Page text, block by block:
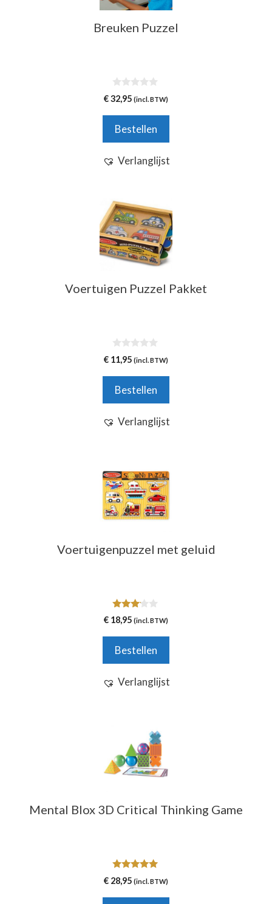
Breuken Puzzel
0
v
5
€32,95 (incl. BTW)
Bestellen
Verlanglijst
Voertuigen Puzzel Pakket
0
v
5
€ 11,95 (incl. BTW)
Bestellen
Verlanglijst
Voertuigenpuzzel met geluid
3.00
van 5
€ 18,95 (incl. BTW)
Bestellen
Verlanglijst
Mental Blox 3D Critical Thinking Game
5.00
van 5
€ 28,95 (incl. BTW)